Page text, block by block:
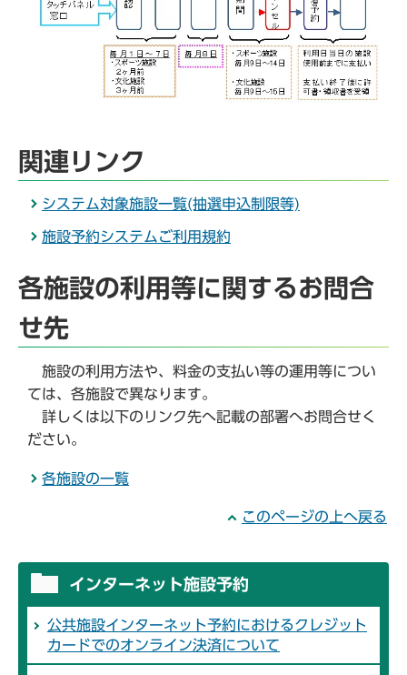
関連リンク
システム対象施設一覧(抽選申込制限等)
施設予約システムご利用規約
各施設の利用等に関するお問合
せ先
施設の利用方法や、料金の支払い等の運用等につい
ては、各施設で異なります。
詳しくは以下のリンク先へ記載の部署へお問合せく
ださい。
各施設の一覧
このページの上へ戻る
インターネット施設予約
公共施設インターネット予約におけるクレジット
カードでのオンライン決済について